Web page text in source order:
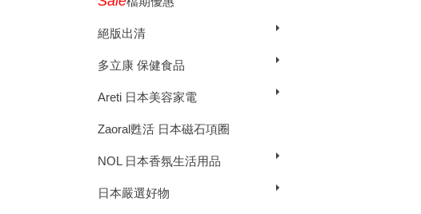
絕版出清
多立康 保健食品
Areti 日本美容家電
Zaoral甦活 日本磁石項圈
NOL 日本香氛生活用品
日本嚴選好物